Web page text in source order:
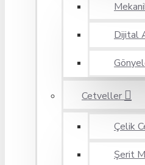
Dijital
Cetveller
Çelik
Şerit